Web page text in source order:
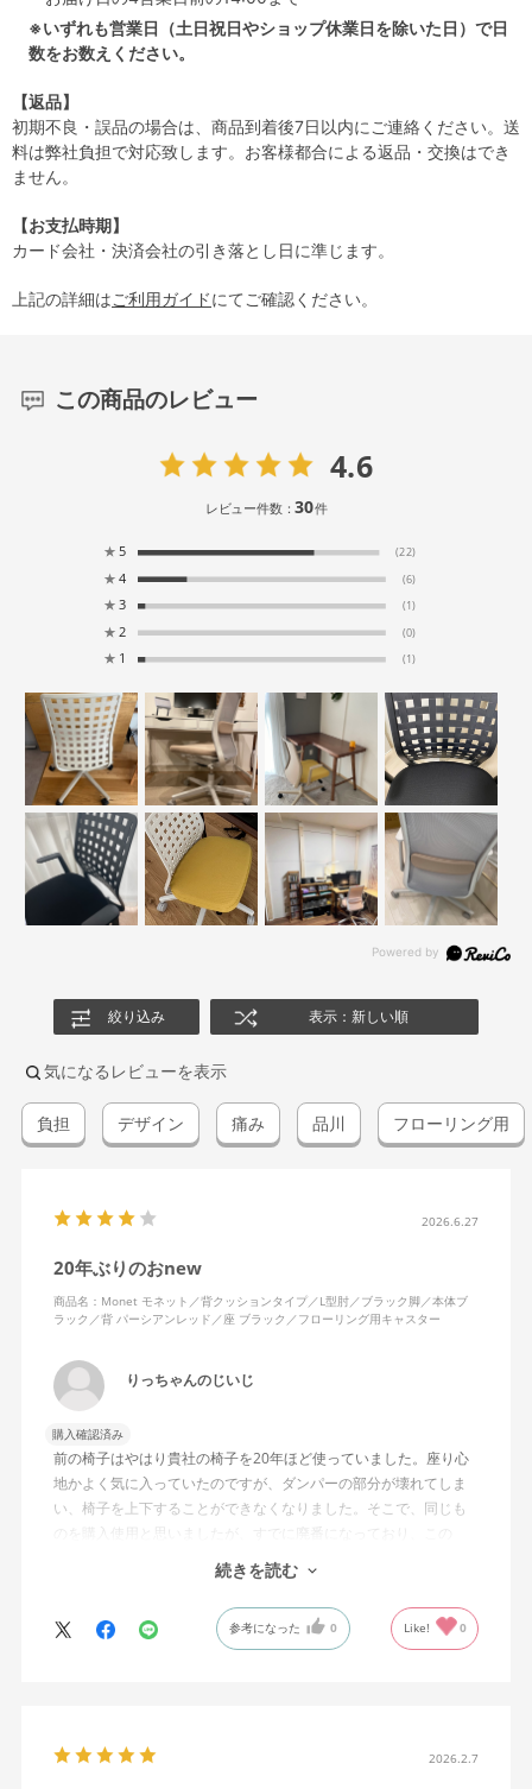
※いずれも営業日（土日祝日やショップ休業日を除いた日）で日
数をお数えください。
【返品】
初期不良・誤品の場合は、商品到着後7日以内にご連絡ください。送
料は弊社負担で対応致します。お客様都合による返品・交換はでき
ません。
【お支払時期】
カード会社・決済会社の引き落とし日に準じます。
上記の詳細はご利用ガイドにてご確認ください。
この商品のレビュー
4.6
レビュー件数：30件
★ 5 (22)
★ 4 (6)
★ 3 (1)
★ 2 (0)
★ 1 (1)
絞り込み 表示：新しい順
気になるレビューを表示
負担 デザイン 痛み 品川 フローリング用
2026.6.27
20年ぶりのおnew
商品名：Monet モネット／背クッションタイプ／L型肘／ブラック脚／本体ブ
ラック／背 パーシアンレッド／座 ブラック／フローリング用キャスター
りっちゃんのじいじ
購入確認済み
前の椅子はやはり貴社の椅子を20年ほど使っていました。座り心
地かよく気に入っていたのですが、ダンパーの部分が壊れてしま
い、椅子を上下することができなくなりました。そこで、同じも
のを購入使用と思いましたが、すでに廃番になっており、この
MonEtを購入しました。やや固めの椅子ですが、使っているうち
になじんでくるのではと思っています。フローリング床で使って
いますが、ややキャスターがよく動きすぎるのが難点でしょう
か。
続きを読む
参考になった 0 Like! 0
2026.2.7